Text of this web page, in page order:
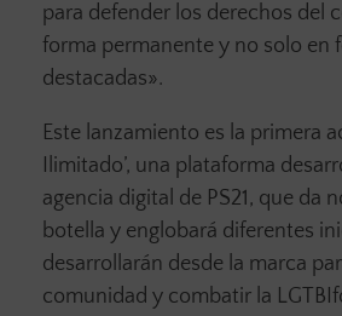
para defender los derechos del
forma permanente y no solo en
destacadas».
Este lanzamiento es la primera
Ilimitado’, una plataforma
agencia digital de PS21, que da
botella y englobará diferentes
desarrollarán desde la marca
comunidad y combatir la